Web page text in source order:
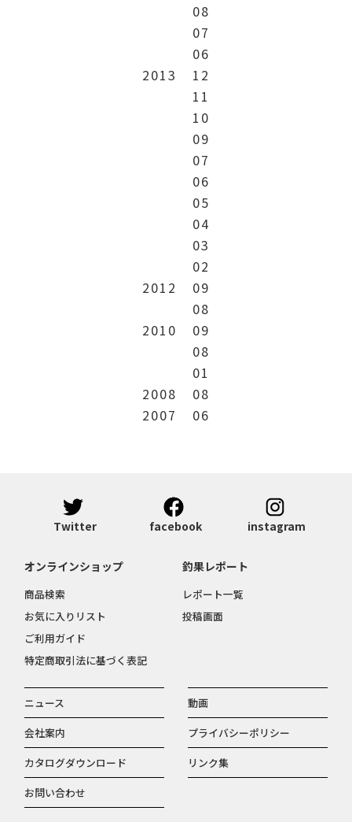
08
07
06
2013
12
11
10
09
07
06
05
04
03
02
2012
09
08
2010
09
08
01
2008
08
2007
06
Twitter facebook instagram
ニュース
動画
会社案内
プライバシーポリシー
カタログダウンロード
リンク集
お問い合わせ
オンラインショップ
商品検索
お気に入りリスト
ご利用ガイド
特定商取引法に基づく表記
釣果レポート
レポート一覧
投稿画面